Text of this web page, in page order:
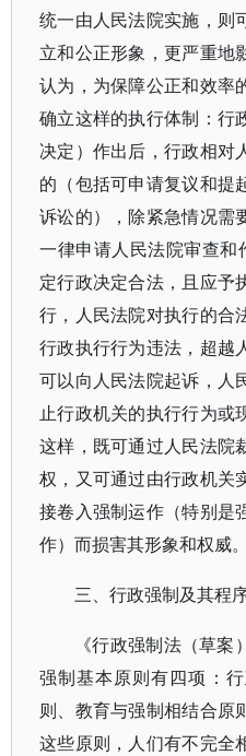
统一由人民法院实施，则
立和公正形象，更严重地
认为，为保障公正和效率
确立这样的执行体制：行
决定）作出后，行政相对
的（包括可申请复议和提
诉讼的），除紧急情况需
一律申请人民法院审查
定行政决定合法，且应予
行，人民法院对执行的合
行政执行行为违法，超越
可以向人民法院起诉，人
止行政机关的执行行为或
这样，既可通过人民法院
权，又可通过由行政机关
接卷入强制运作（特别是
作）而损害其形象和权威。
三、行政强制及其程
《行政强制法（草
强制基本原则有四项：
则、教育与强制相结合原
这些原则，人们有不完全